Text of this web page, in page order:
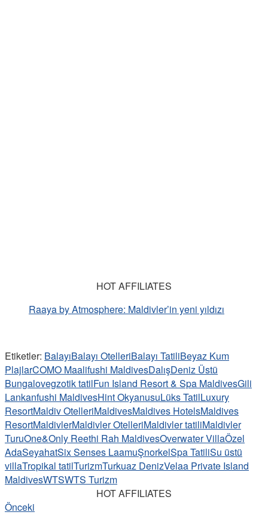
HOT AFFILIATES
Raaya by Atmosphere: Maldivler’in yeni yıldızı
Etiketler: BalayıBalayı OtelleriBalayı TatiliBeyaz Kum
PlajlarCOMO Maalifushi MaldivesDalışDeniz Üstü
Bungalovegzotik tatilFun Island Resort & Spa MaldivesGili
Lankanfushi MaldivesHint OkyanusuLüks TatilLuxury
ResortMaldiv OtelleriMaldivesMaldives HotelsMaldives
ResortMaldivlerMaldivler OtelleriMaldivler tatiliMaldivler
TuruOne&Only Reethi Rah MaldivesOverwater VillaÖzel
AdaSeyahatSix Senses LaamuŞnorkelSpa TatiliSu üstü
villaTropikal tatilTurizmTurkuaz DenizVelaa Private Island
MaldivesWTSWTS Turizm
HOT AFFILIATES
Önceki